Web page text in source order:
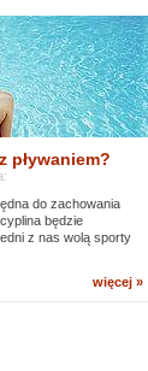
pływaniem?
do zachowania
będzie
z nas wolą sporty
więcej »